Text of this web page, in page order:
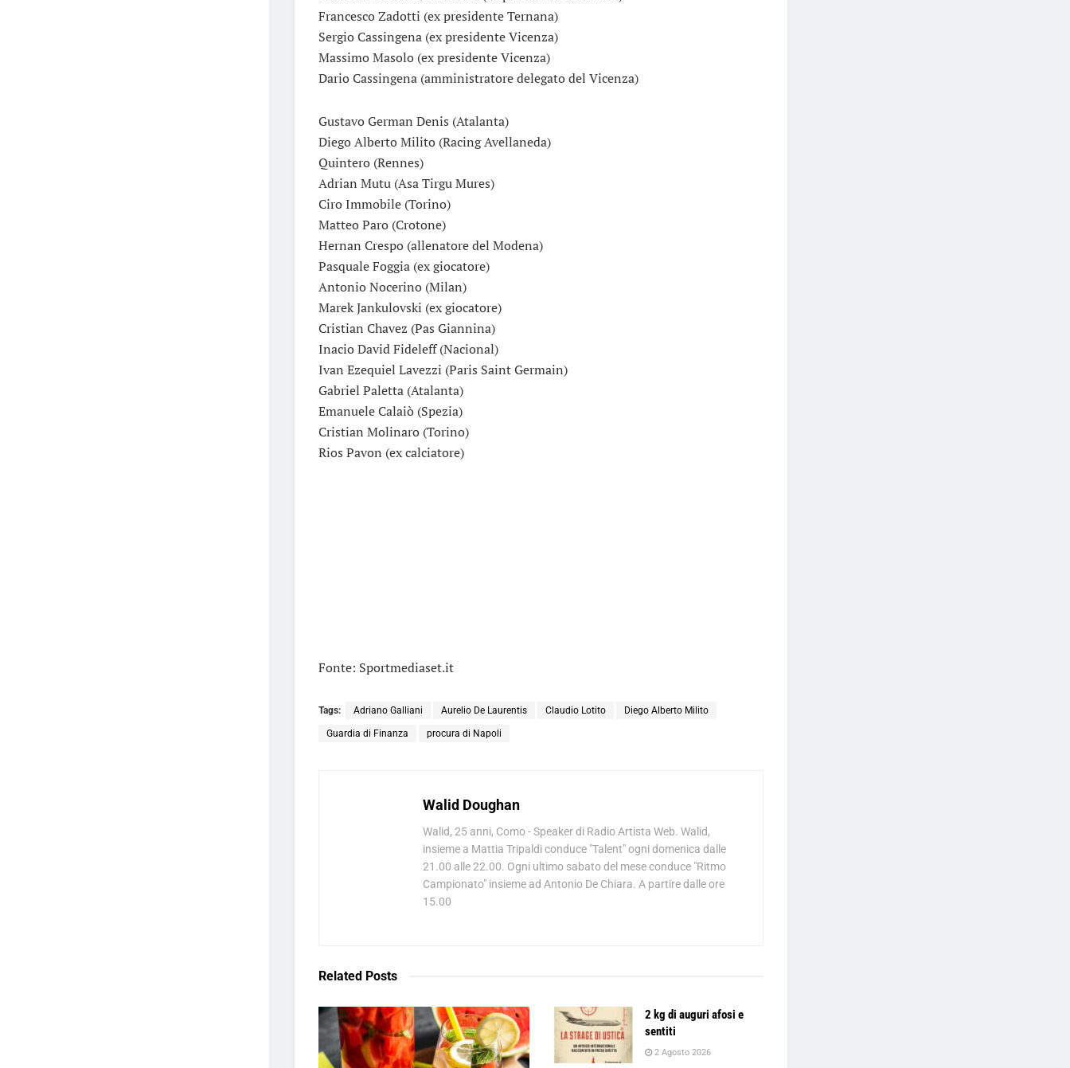
Francesco Zadotti (ex presidente Ternana)
Sergio Cassingena (ex presidente Vicenza)
Massimo Masolo (ex presidente Vicenza)
Dario Cassingena (amministratore delegato del Vicenza)
Gustavo German Denis (Atalanta)
Diego Alberto Milito (Racing Avellaneda)
Quintero (Rennes)
Adrian Mutu (Asa Tirgu Mures)
Ciro Immobile (Torino)
Matteo Paro (Crotone)
Hernan Crespo (allenatore del Modena)
Pasquale Foggia (ex giocatore)
Antonio Nocerino (Milan)
Marek Jankulovski (ex giocatore)
Cristian Chavez (Pas Giannina)
Inacio David Fideleff (Nacional)
Ivan Ezequiel Lavezzi (Paris Saint Germain)
Gabriel Paletta (Atalanta)
Emanuele Calaiò (Spezia)
Cristian Molinaro (Torino)
Rios Pavon (ex calciatore)
Fonte: Sportmediaset.it
Tags: Adriano Galliani Aurelio De Laurentis Claudio Lotito Diego Alberto Milito
Guardia di Finanza procura di Napoli
Walid Doughan
Walid, 25 anni, Como - Speaker di Radio Artista Web. Walid,
insieme a Mattia Tripaldi conduce "Talent" ogni domenica dalle
21.00 alle 22.00. Ogni ultimo sabato del mese conduce "Ritmo
Campionato" insieme ad Antonio De Chiara. A partire dalle ore
15.00
Related Posts
2 kg di auguri afosi e
sentiti
2 Agosto 2026